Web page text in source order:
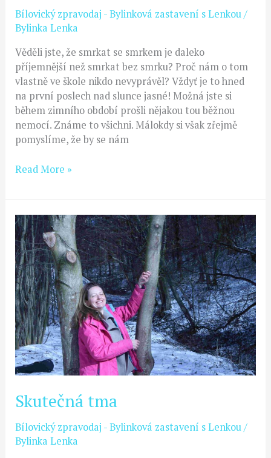
Bílovický zpravodaj - Bylinková zastavení s Lenkou/
Bylinka Lenka
Věděli jste, že smrkat se smrkem je daleko
příjemnější než smrkat bez smrku? Proč nám o tom
vlastně ve škole nikdo nevyprávěl? Vždyť je to hned
na první poslech nad slunce jasné! Možná jste si
během zimního období prošli nějakou tou běžnou
nemocí. Známe to všichni. Málokdy si však zřejmě
pomyslíme, že by se nám
Read More »
Skutečná tma
Bílovický zpravodaj - Bylinková zastavení s Lenkou/
Bylinka Lenka
Skutečná
tma